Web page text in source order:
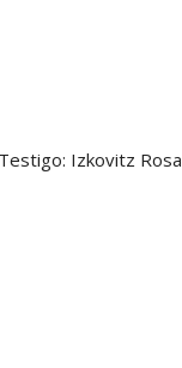
Izkovitz Rosa